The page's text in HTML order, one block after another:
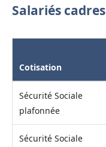
Salariés cadres
Cotisation
Sécurité Sociale
plafonnée
Sécurité Sociale